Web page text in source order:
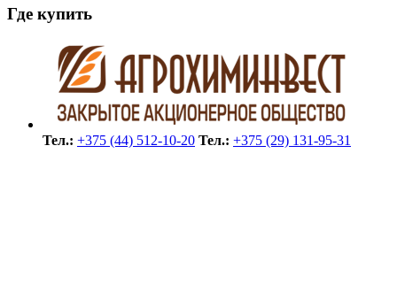
Где купить
Тел.: +375 (44) 512-10-20 Тел.: +375 (29) 131-95-31